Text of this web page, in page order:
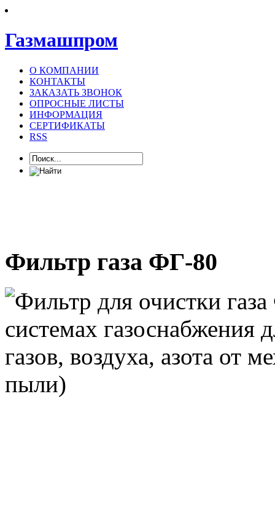
Газмашпром
О КОМПАНИИ
КОНТАКТЫ
ЗАКАЗАТЬ ЗВОНОК
ОПРОСНЫЕ ЛИСТЫ
ИНФОРМАЦИЯ
СЕРТИФИКАТЫ
RSS
Фильтр газа ФГ-80
Фильтр для очистки
системах газоснабжения
газов, воздуха, азота от
пыли)